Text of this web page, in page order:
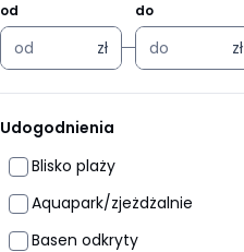
od
zł
do
zł
Udogodnienia
Blisko plaży
Aquapark/zjeżdżalnie
Basen odkryty